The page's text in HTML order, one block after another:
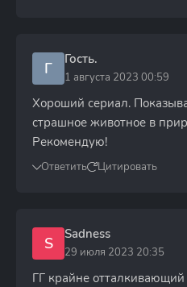
Г Гость.
1 августа 2023 00:59
Хороший сериал.
страшное животное в
Рекомендую!
Ответить Цитировать
S Sadness
29 июля 2023 20:35
ГГ крайне